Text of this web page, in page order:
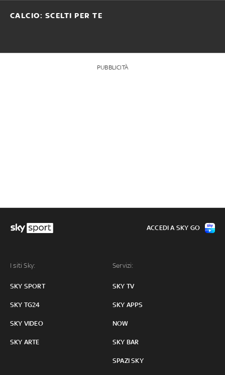
CALCIO: SCELTI PER TE
PUBBLICITÀ
I siti Sky:
SKY SPORT
SKY TG24
SKY VIDEO
SKY ARTE
Servizi:
SKY TV
SKY APPS
NOW
SKY BAR
SPAZI SKY
ACCEDI A SKY GO